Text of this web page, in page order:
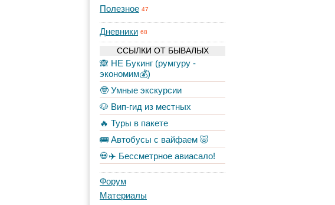
Полезное 47
Дневники 68
ССЫЛКИ ОТ БЫВАЛЫХ
🙈 НЕ Букинг (румгуру -
экономим💰)
🤓 Умные экскурсии
🐶 Вип-гид из местных
🔥 Туры в пакете
🚌 Автобусы с вайфаем 🐷
💀✈️ Бессметрное авиасало!
Форум
Материалы